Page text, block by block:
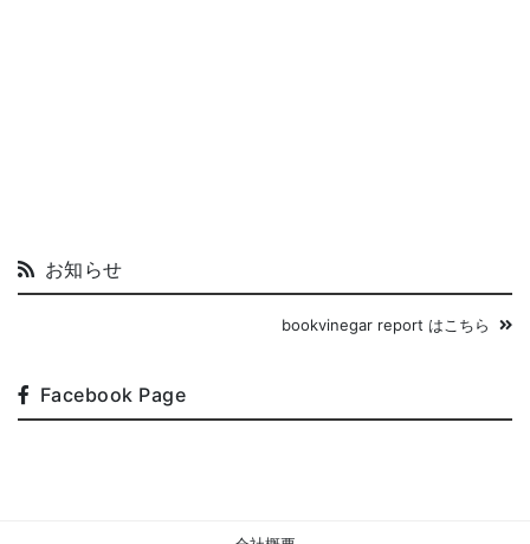
お知らせ
bookvinegar report はこちら
Facebook Page